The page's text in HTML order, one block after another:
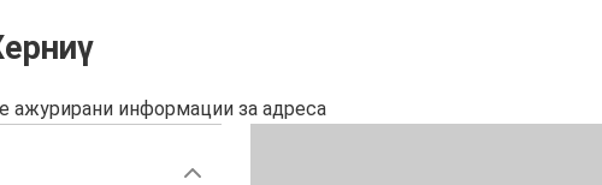
ажурирани информации за адреса